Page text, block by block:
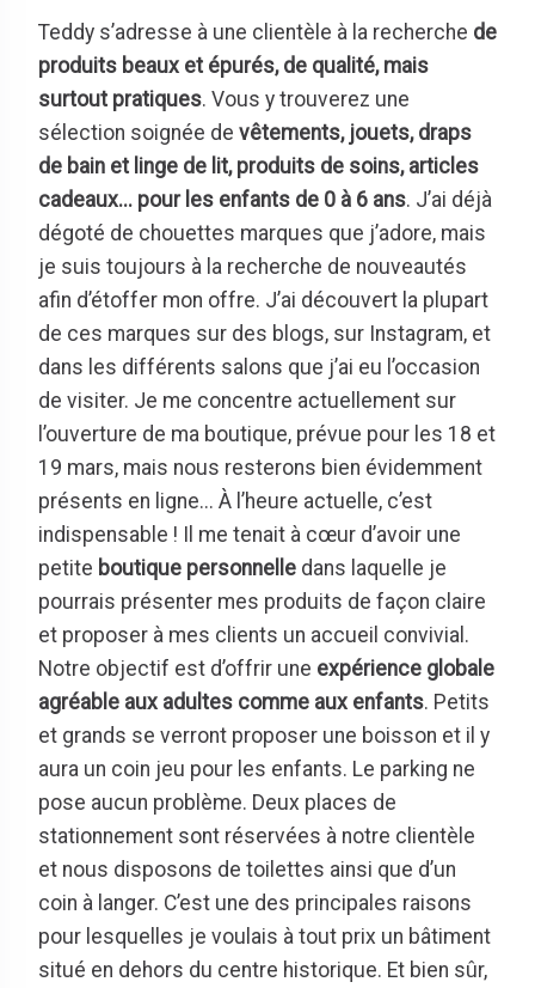
Teddy s’adresse à une clientèle à la recherche de
produits beaux et épurés, de qualité, mais
surtout pratiques. Vous y trouverez une
sélection soignée de vêtements, jouets, draps
de bain et linge de lit, produits de soins, articles
cadeaux... pour les enfants de 0 à 6 ans. J’ai déjà
dégoté de chouettes marques que j’adore, mais
je suis toujours à la recherche de nouveautés
afin d’étoffer mon offre. J’ai découvert la plupart
de ces marques sur des blogs, sur Instagram, et
dans les différents salons que j’ai eu l’occasion
de visiter. Je me concentre actuellement sur
l’ouverture de ma boutique, prévue pour les 18 et
19 mars, mais nous resterons bien évidemment
présents en ligne... À l’heure actuelle, c’est
indispensable ! Il me tenait à cœur d’avoir une
petite boutique personnelle dans laquelle je
pourrais présenter mes produits de façon claire
et proposer à mes clients un accueil convivial.
Notre objectif est d’offrir une expérience globale
agréable aux adultes comme aux enfants. Petits
et grands se verront proposer une boisson et il y
aura un coin jeu pour les enfants. Le parking ne
pose aucun problème. Deux places de
stationnement sont réservées à notre clientèle
et nous disposons de toilettes ainsi que d’un
coin à langer. C’est une des principales raisons
pour lesquelles je voulais à tout prix un bâtiment
situé en dehors du centre historique. Et bien sûr,